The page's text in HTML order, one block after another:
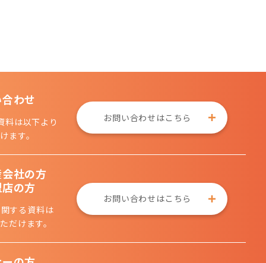
わせ
料は以下より
ます。
お問い合わせはこちら
社の方
の方
する資料は
だけます。
お問い合わせはこちら